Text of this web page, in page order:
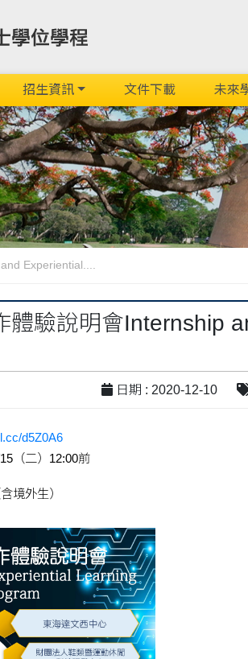
招生資訊 文件下載 未來
Experiential....
體驗說明會Internship
日期 : 2020-12-10
d5Z0A6
（二） 12:00前
境外生）